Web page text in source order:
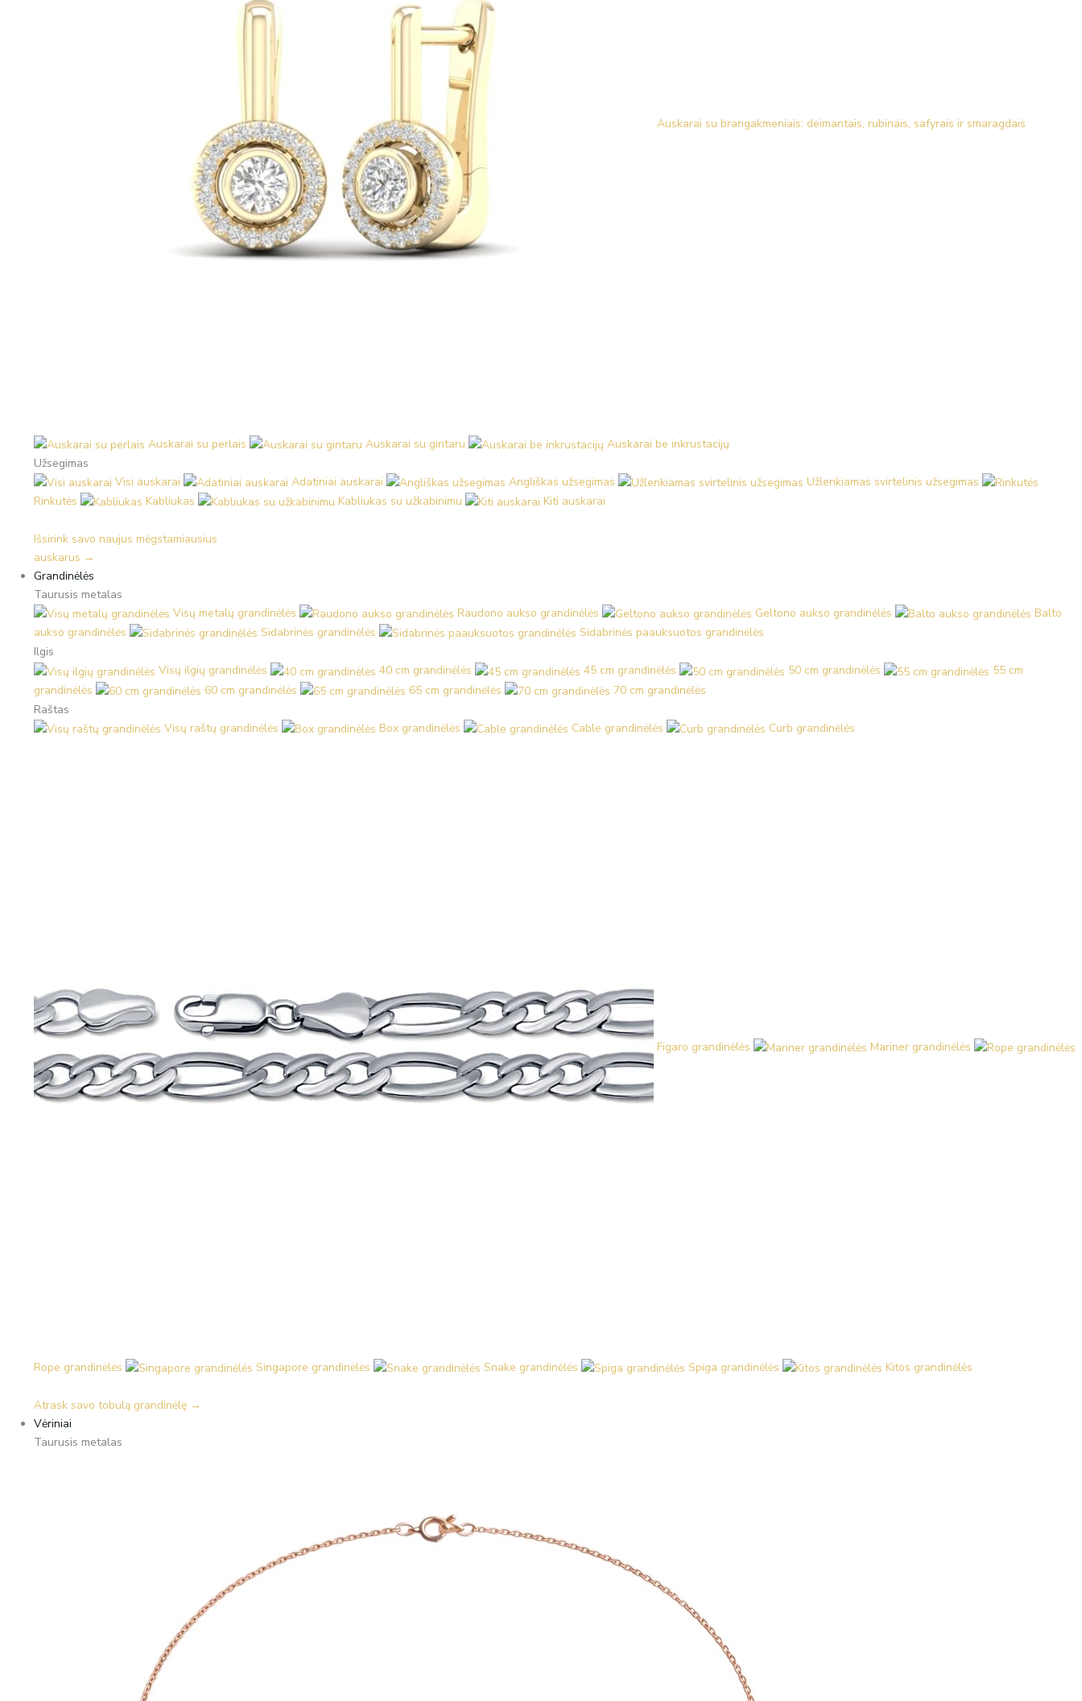
Auskarai su brangakmeniais: deimantais, rubinais, safyrais ir smaragdais
Auskarai su perlais Auskarai su gintaru
Auskarai be inkrustacijų
Užsegimas
Visi auskarai
Adatiniai auskarai Angliškas užsegimas
Užlenkiamas svirtelinis užsegimas
Rinkutės
Kabliukas Kabliukas su užkabinimu Kiti auskarai
Išsirink savo naujus mėgstamiausius
auskarus →
Grandinėlės
Taurusis metalas
Visų metalų grandinėlės
Raudono aukso grandinėlės Geltono aukso grandinėlės
Balto
aukso grandinėlės
Sidabrinės grandinėlės
Sidabrinės paauksuotos grandinėlės
Ilgis
Visų ilgių grandinėlės
40 cm grandinėlės 45 cm grandinėlės 50 cm grandinėlės
55 cm
grandinėlės
60 cm grandinėlės 65 cm grandinėlės
70 cm grandinėlės
Raštas
Visų raštų grandinėlės
Box grandinėlės Cable grandinėlės Curb grandinėlės
Figaro grandinėlės Mariner grandinėlės
Rope grandinėlės Singapore grandinėlės Snake grandinėlės Spiga grandinėlės Kitos grandinėlės
Atrask savo tobulą grandinėlę →
Vėriniai
Taurusis metalas